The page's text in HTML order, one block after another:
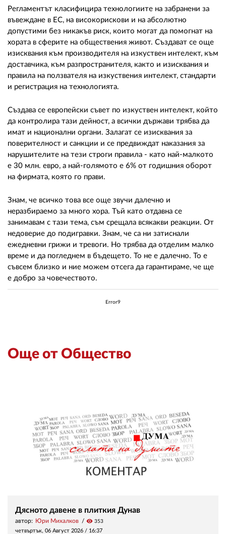
Регламентът класифицира технологиите на забранени за
въвеждане в ЕС, на високорискови и на абсолютно
допустими без никакъв риск, които могат да помогнат на
хората в сферите на обществения живот. Създават се още
изисквания към производителя на изкуствен интелект, към
доставчика, към разпространителя, както и изисквания и
правила на ползвателя на изкуствения интелект, стандарти
и регистрация на технологията.
Създава се европейски съвет по изкуствен интелект, който
да контролира тази дейност, а всички държави трябва да
имат и национални органи. Залагат се изисквания за
поверителност и санкции и се предвиждат наказания за
нарушителите на тези строги правила - като най-малкото
е 30 млн. евро, а най-голямото е 6% от годишния оборот
на фирмата, която го прави.
Знам, че всичко това все още звучи далечно и
неразбираемо за много хора. Тъй като отдавна се
занимавам с тази тема, съм срещала всякакви реакции. От
недоверие до подигравки. Знам, че са ни затиснали
ежедневни грижи и тревоги. Но трябва да отделим малко
време и да погледнем в бъдещето. То не е далечно. То е
съвсем близко и ние можем отсега да гарантираме, че ще
е добро за човечеството.
Error9
Още от Общество
Дясното давене в плиткия Дунав
автор: Юри Михалков visibility 353
четвъртък, 06 Август 2026 / 16:37